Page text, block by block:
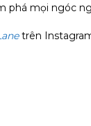
phá mọi ngóc
trên